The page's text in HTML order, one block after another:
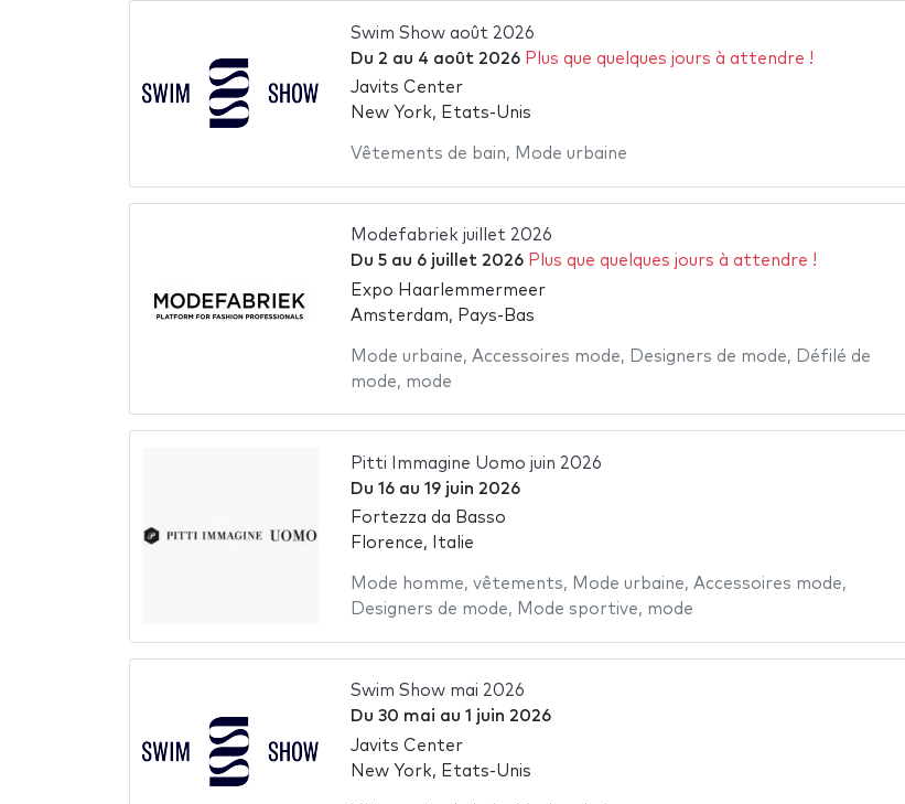
Swim Show août 2026
Du 2 au 4 août 2026 Plus que quelques jours à attendre !
Javits Center
New York, Etats-Unis
Vêtements de bain, Mode urbaine
Modefabriek juillet 2026
Du 5au 6 juillet 2026 Plus que quelques jours à attendre !
Expo Haarlemmermeer
Amsterdam, Pays-Bas
Mode urbaine, Accessoires mode, Designers de mode,
Défilé de
mode, mode
Pitti Immagine Uomo juin 2026
Du 16au 19 juin 2026
Fortezza da Basso
Florence, Italie
Mode homme, vêtements, Mode urbaine, Accessoires mode,
Designers de mode, Mode sportive, mode
Swim Show mai 2026
Du 30 mai au 1 juin 2026
Javits Center
New York, Etats-Unis